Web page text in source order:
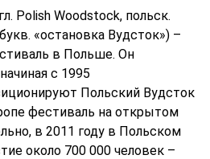
Polish Woodstock, польск.
«остановка Вудсток») –
в Польше. Он
с 1995
Польский Вудсток
фестиваль на открытом
в 2011 году в Польском
около 700 000 человек –